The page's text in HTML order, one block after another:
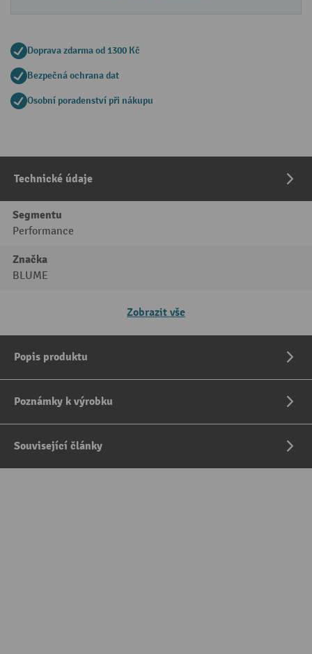
Doprava zdarma od 1300 Kč
Bezpečná ochrana dat
Osobní poradenství při nákupu
Technické údaje
Segmentu
Performance
Značka
BLUME
Zobrazit vše
Popis produktu
Poznámky k výrobku
Související články